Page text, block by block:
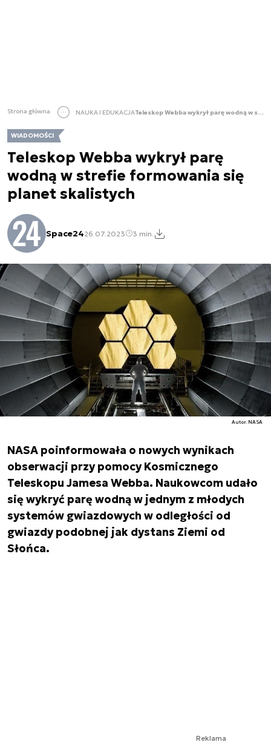
Strona główna NAUKA I EDUKACJA Teleskop Webba wykrył parę wodną w strefie formowania się planet skalistych
WIADOMOŚCI
Teleskop Webba wykrył parę
wodną w strefie formowania się
planet skalistych
Space2426.07.2023 3 min.
Autor. NASA
NASA poinformowała o nowych wynikach
obserwacji przy pomocy Kosmicznego
Teleskopu Jamesa Webba. Naukowcom udało
się wykryć parę wodną w jednym z młodych
systemów gwiazdowych w odległości od
gwiazdy podobnej jak dystans Ziemi od
Słońca.
Reklama